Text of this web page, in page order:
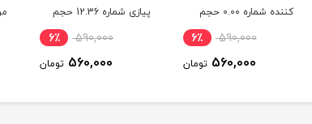
کننده شماره 0.00 حجم
590,000 6٪
560,000 تومان
پیازی شماره 12.36 حجم
590,000 6٪
560,000 تومان